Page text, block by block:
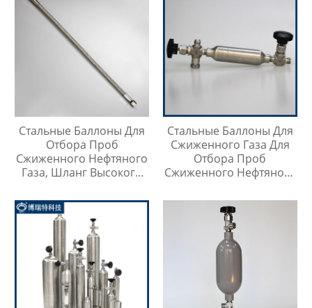
Стальные Баллоны Для
Отбора Проб
Сжиженного Нефтяного
Газа, Шланг Высокого
Метр
Стальные Баллоны Для
Сжиженного Газа Для
Отбора Проб
Сжиженного Нефтяного